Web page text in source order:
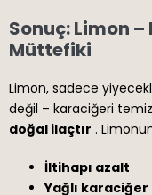
Sonuç: Limon
Müttefiki
Limon, sadece
değil – karaciğeri
doğal ilaçtır .
İltihapı azalt
Yağlı